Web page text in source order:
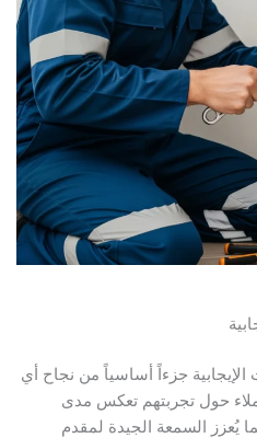
الإيجابية جزءاً أساسياً من نجاح أي
حول تجربتهم تعكس مدى
يُعزز السمعة الجيدة لمقدم